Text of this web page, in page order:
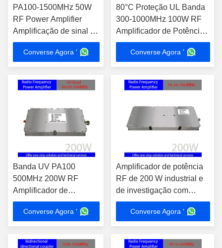
PA100-1500MHz 50W
RF Power Amplifier
Amplificação de sinal de
alto desempenho para
uso profissional
Converse Agora '
80°C Proteção UL Banda
300-1000MHz 100W RF
Amplificador de Potência
Solução de Integração
para Teste EMC
Contromedidas
Eletrônicas
Converse Agora '
Banda UV PA100
500MHz 200W RF
Amplificador de
Potência Dispositivo de
Alta Integração para
Teste EMC e Contra-
medidas Eletrônicas
Converse Agora '
Amplificador de potência
RF de 200 W industrial e
de investigação com
desempenho profissional
e design compacto
Converse Agora '